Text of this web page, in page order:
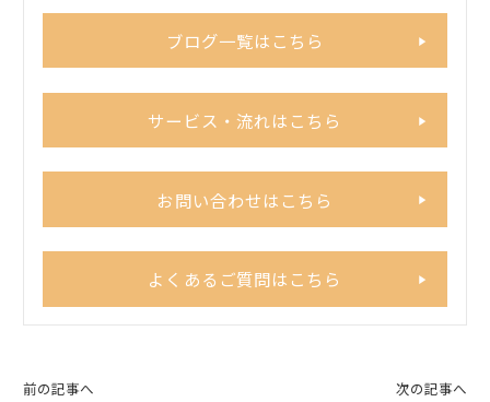
ブログ一覧はこちら
サービス・流れはこちら
お問い合わせはこちら
よくあるご質問はこちら
前の記事へ 次の記事へ